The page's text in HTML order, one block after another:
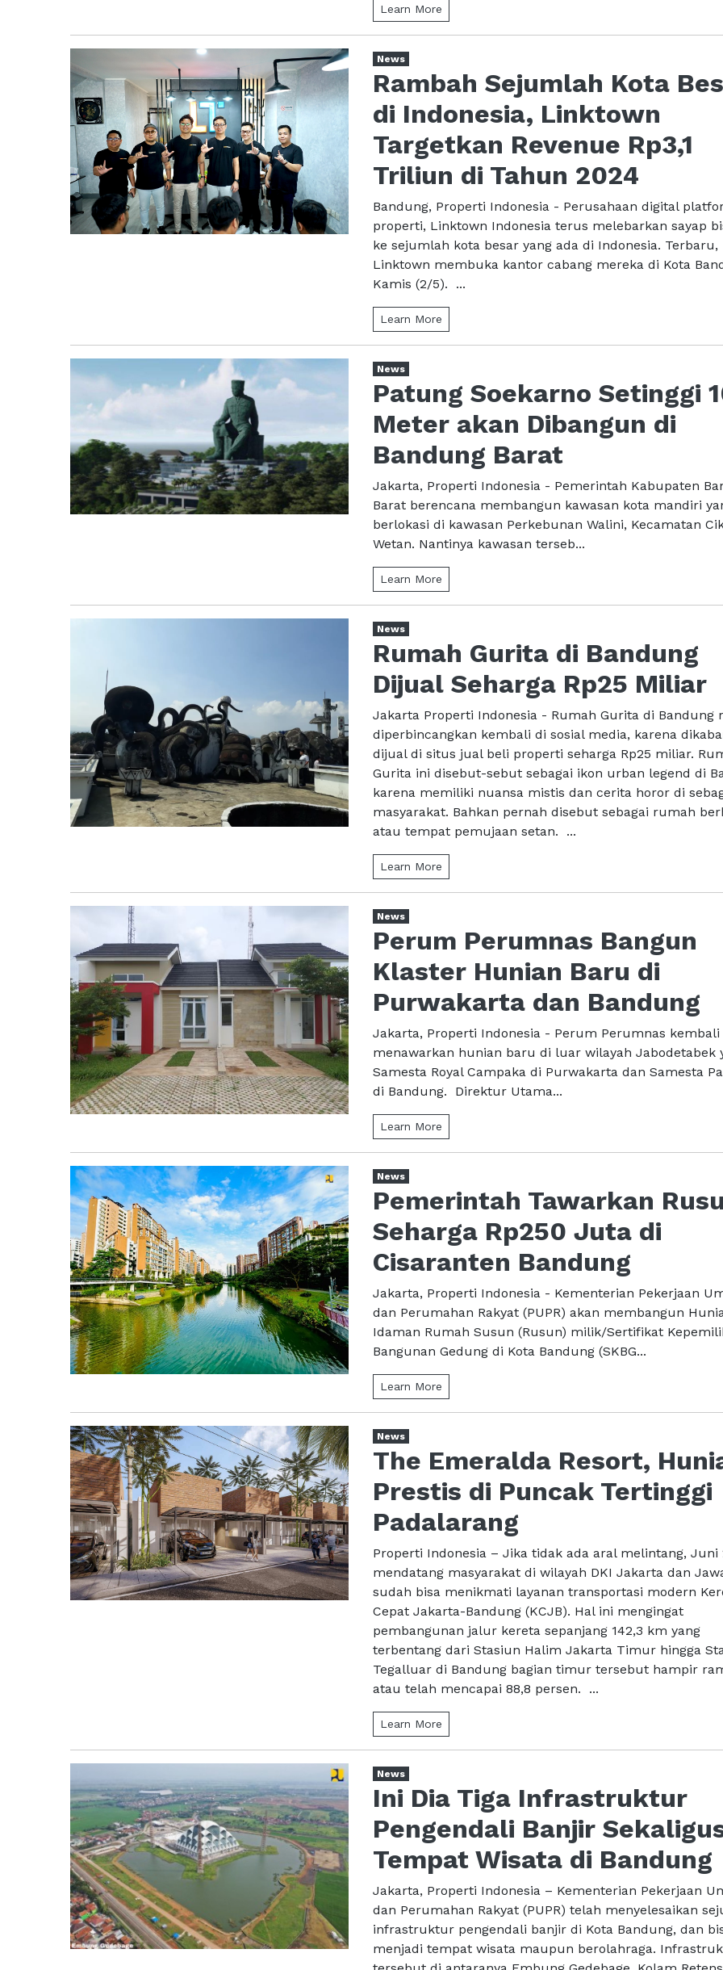
Learn More
News
Rambah Sejumlah Kota
di Indonesia, Linktown
Targetkan Revenue Rp3,1
Triliun di Tahun 2024
Bandung, Properti Indonesia - Perusahaan digital
properti, Linktown Indonesia terus melebarkan sayap
ke sejumlah kota besar yang ada di Indonesia. Terbaru,
Linktown membuka kantor cabang mereka di Kota
Kamis (2/5). ...
Learn More
News
Patung Soekarno Setinggi
Meter akan Dibangun di
Bandung Barat
Jakarta, Properti Indonesia - Pemerintah Kabupaten
Barat berencana membangun kawasan kota mandiri
berlokasi di kawasan Perkebunan Walini, Kecamatan
Wetan. Nantinya kawasan terseb...
Learn More
News
Rumah Gurita di Bandung
Dijual Seharga Rp25 Miliar
Jakarta Properti Indonesia - Rumah Gurita di Bandung
diperbincangkan kembali di sosial media, karena
dijual di situs jual beli properti seharga Rp25 miliar.
Gurita ini disebut-sebut sebagai ikon urban legend di
karena memiliki nuansa mistis dan cerita horor di
masyarakat. Bahkan pernah disebut sebagai rumah
atau tempat pemujaan setan. ...
Learn More
News
Perum Perumnas Bangun
Klaster Hunian Baru di
Purwakarta dan Bandung
Jakarta, Properti Indonesia - Perum Perumnas kembali
menawarkan hunian baru di luar wilayah Jabodetabek
Samesta Royal Campaka di Purwakarta dan Samesta
di Bandung. Direktur Utama...
Learn More
News
Pemerintah Tawarkan
Seharga Rp250 Juta di
Cisaranten Bandung
Jakarta, Properti Indonesia - Kementerian Pekerjaan
dan Perumahan Rakyat (PUPR) akan membangun
Idaman Rumah Susun (Rusun) milik/Sertifikat
Bangunan Gedung di Kota Bandung (SKBG...
Learn More
News
The Emeralda Resort,
Prestis di Puncak Tertinggi
Padalarang
Properti Indonesia – Jika tidak ada aral melintang, Juni
mendatang masyarakat di wilayah DKI Jakarta dan
sudah bisa menikmati layanan transportasi modern
Cepat Jakarta-Bandung (KCJB). Hal ini mengingat
pembangunan jalur kereta sepanjang 142,3 km yang
terbentang dari Stasiun Halim Jakarta Timur hingga
Tegalluar di Bandung bagian timur tersebut hampir
atau telah mencapai 88,8 persen. ...
Learn More
News
Ini Dia Tiga Infrastruktur
Pengendali Banjir
Tempat Wisata di Bandung
Jakarta, Properti Indonesia – Kementerian Pekerjaan
dan Perumahan Rakyat (PUPR) telah menyelesaikan
infrastruktur pengendali banjir di Kota Bandung, dan
menjadi tempat wisata maupun berolahraga.